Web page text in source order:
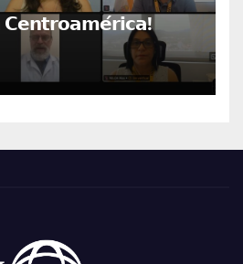
𝗖𝗲𝗻𝘁𝗿𝗼𝗮𝗺𝗲́𝗿𝗶𝗰𝗮!